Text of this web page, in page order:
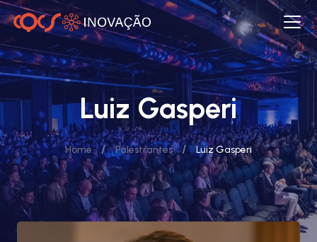
Luiz Gasperi
Home / Palestrantes / Luiz Gasperi